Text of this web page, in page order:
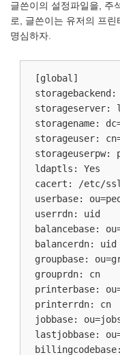
글쓴이의 설정파일을, 주
로, 글쓴이는 유저의 프
명심하자.
[global]
storageserver:
storagename:
storageuser:
storageuserpw:
ldaptls: Yes
cacert: /etc/
userbase:
userrdn: uid
balancebase:
balancerdn: uid
groupbase:
grouprdn: cn
printerbase:
printerrdn: cn
jobbase:
lastjobbase: